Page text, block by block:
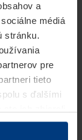
a
médiá
stránku.
pre
tieto
s ďalšími